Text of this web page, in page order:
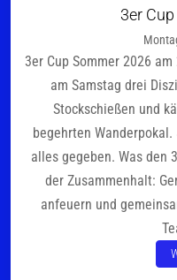
3er
3er Cup Sommer 2026
am Samstag drei
Stockschießen und
begehrten
alles gegeben. Was den
der Zusammenhalt:
anfeuern und